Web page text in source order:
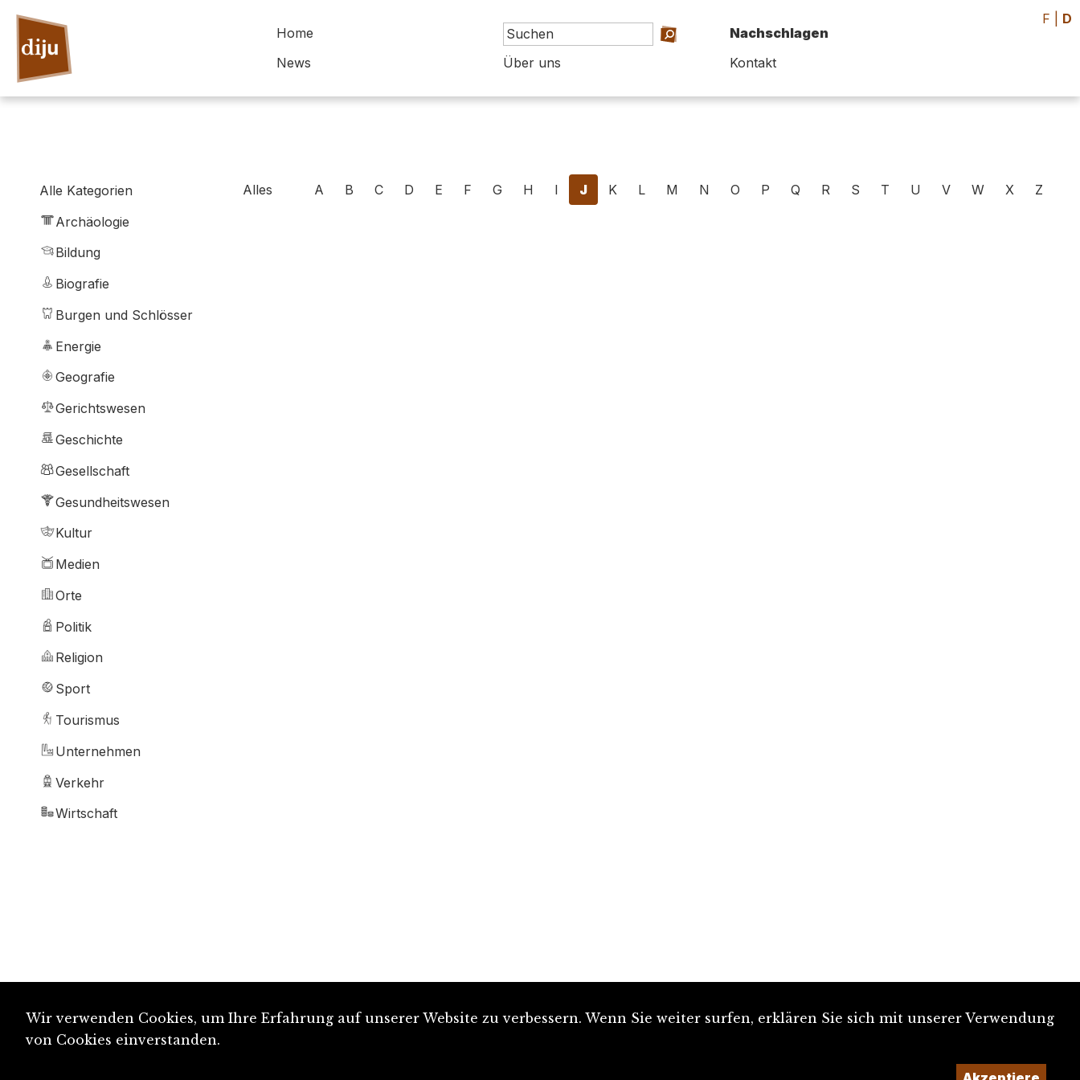
Home
Nachschlagen
News
Über uns Kontakt
F D
Alle Kategorien
Archäologie
Bildung
Biografie
Burgen und Schlösser
Energie
Geografie
Gerichtswesen
Geschichte
Gesellschaft
Gesundheitswesen
Kultur
Medien
Orte
Politik
Religion
Sport
Tourismus
Unternehmen
Verkehr
Wirtschaft
Alles A B C D E F G H I J K L M N O P Q R S T U V W X Z
Wir verwenden Cookies, um Ihre Erfahrung auf unserer Website zu verbessern. Wenn Sie weiter surfen, erklären Sie sich mit unserer Verwendung
von Cookies einverstanden.